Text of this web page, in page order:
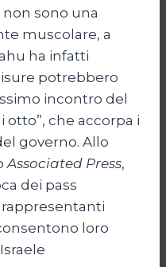
sono una
muscolare, a
ha infatti
potrebbero
incontro del
che accorpa i
governo. Allo
Associated Press,
dei pass
loro